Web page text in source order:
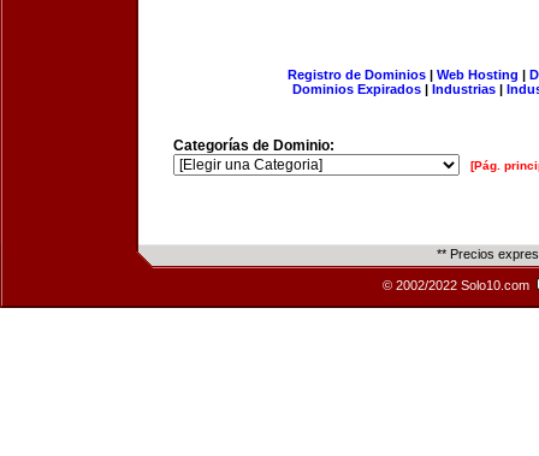
Registro de Dominios| Web Hosting |
Dominios Expirados | Industrias |
Categorías de Dominio:
[Pág.
** Precios
© 2002/2022 Solo10.com